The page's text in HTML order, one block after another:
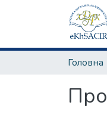
Головна